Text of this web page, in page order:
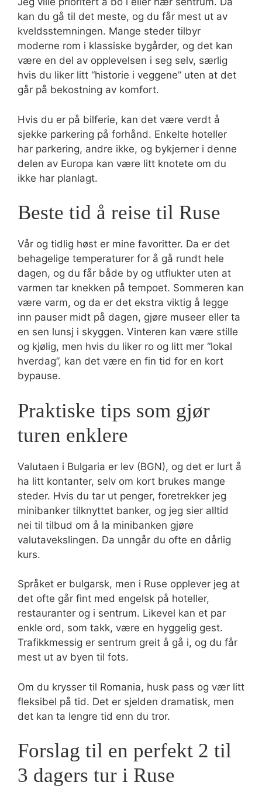
kan du gå til det meste, og du får mest ut av
kveldsstemningen. Mange steder tilbyr
moderne rom i klassiske bygårder, og det kan
være en del av opplevelsen i seg selv, særlig
hvis du liker litt “historie i veggene” uten at det
går på bekostning av komfort.
Hvis du er på bilferie, kan det være verdt å
sjekke parkering på forhånd. Enkelte hoteller
har parkering, andre ikke, og bykjerner i denne
delen av Europa kan være litt knotete om du
ikke har planlagt.
Beste tid å reise til Ruse
Vår og tidlig høst er mine favoritter. Da er det
behagelige temperaturer for å gå rundt hele
dagen, og du får både by og utflukter uten at
varmen tar knekken på tempoet. Sommeren kan
være varm, og da er det ekstra viktig å legge
inn pauser midt på dagen, gjøre museer eller ta
en sen lunsj i skyggen. Vinteren kan være stille
og kjølig, men hvis du liker ro og litt mer “lokal
hverdag”, kan det være en fin tid for en kort
bypause.
Praktiske tips som gjør
turen enklere
Valutaen i Bulgaria er lev (BGN), og det er lurt å
ha litt kontanter, selv om kort brukes mange
steder. Hvis du tar ut penger, foretrekker jeg
minibanker tilknyttet banker, og jeg sier alltid
nei til tilbud om å la minibanken gjøre
valutavekslingen. Da unngår du ofte en dårlig
kurs.
Språket er bulgarsk, men i Ruse opplever jeg at
det ofte går fint med engelsk på hoteller,
restauranter og i sentrum. Likevel kan et par
enkle ord, som takk, være en hyggelig gest.
Trafikkmessig er sentrum greit å gå i, og du får
mest ut av byen til fots.
Om du krysser til Romania, husk pass og vær litt
fleksibel på tid. Det er sjelden dramatisk, men
det kan ta lengre tid enn du tror.
Forslag til en perfekt 2 til
3 dagers tur i Ruse